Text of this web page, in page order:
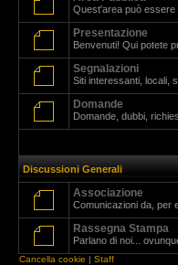
Quest'area può essere
Presentazione
Benvenuti! Qui potete
Segnalazioni
Siti interessanti, locali,
Domande
Domande, dubbi,
Discussioni Generali
Associazione
Comunicazioni da, per
Rassegna Stampa
Parlano di noi...
Cancella cookie | Staff